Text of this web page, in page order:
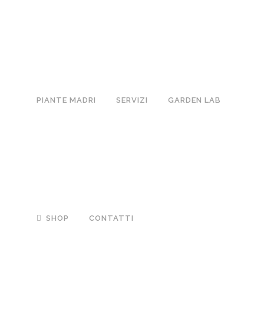
PIANTE MADRI SERVIZI GARDEN LAB
SHOP CONTATTI